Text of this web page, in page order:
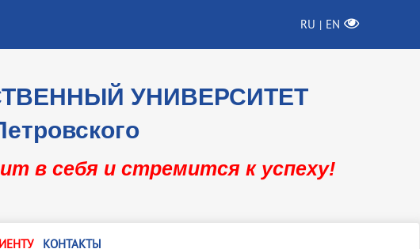
RU | EN
УНИВЕРСИТЕТ
в себя и стремится к успеху!
КОНТАКТЫ